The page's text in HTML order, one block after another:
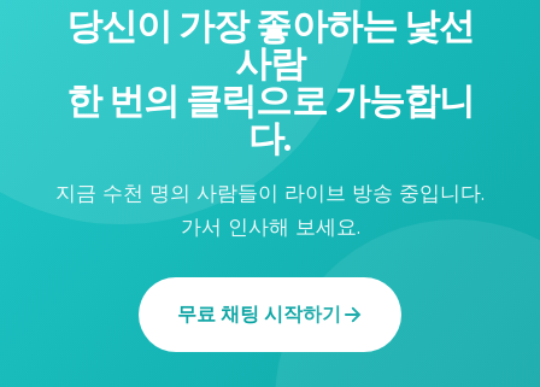
당신이 가장 좋아하는 낯선
사람
한 번의 클릭으로 가능합니
다.
지금 수천 명의 사람들이 라이브 방송 중입니다.
가서 인사해 보세요.
무료 채팅 시작하기